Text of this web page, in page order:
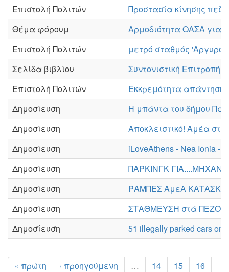
Επιστολή Πολιτών
Προστασία κίνησης
Θέμα φόρουμ
Αρμοδιότητα ΟΑΣΑ για
Επιστολή Πολιτών
μετρό σταθμός
Σελίδα βιβλίου
Συντονιστική Επιτροπή
Επιστολή Πολιτών
Εκκρεμότητα
Δημοσίευση
Η μπάντα του δήμου
Δημοσίευση
Αποκλειστικό! Αμέα
Δημοσίευση
iLoveAthens - Nea Ionia -
Δημοσίευση
ΠΑΡΚΙΝΓΚ
Δημοσίευση
ΡΑΜΠΕΣ ΑμεΑ
Δημοσίευση
ΣΤΑΘΜΕΥΣΗ στά
Δημοσίευση
51 illegally parked cars on
« πρώτη ‹ προηγούμενη … 14 15
16